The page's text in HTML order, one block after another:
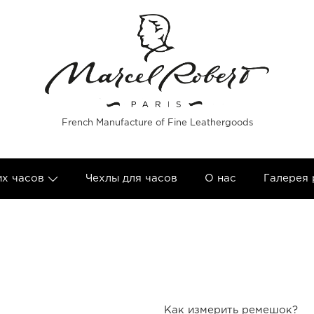
French Manufacture of Fine Leathergoods
часов Чехлы для часов О нас
Как измерить ремешок?